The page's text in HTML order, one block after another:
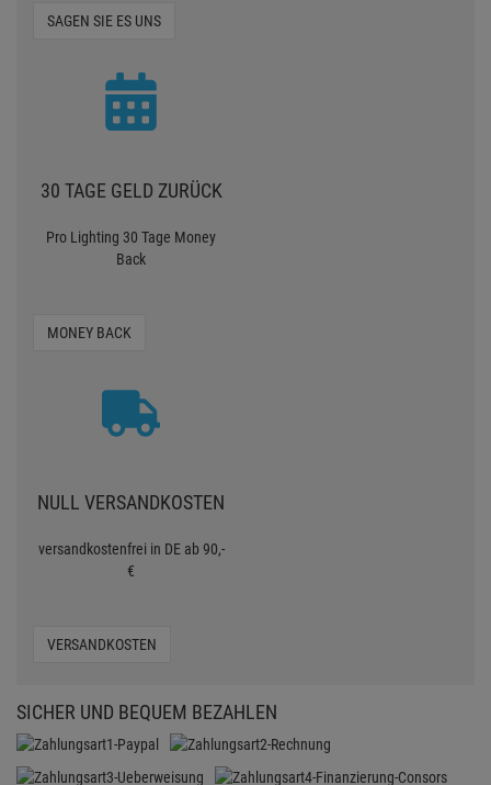
SAGEN SIE ES UNS
30 TAGE GELD ZURÜCK
Pro Lighting 30 Tage Money
Back
MONEY BACK
NULL VERSANDKOSTEN
versandkostenfrei in DE ab 90,-
€
VERSANDKOSTEN
SICHER UND BEQUEM BEZAHLEN